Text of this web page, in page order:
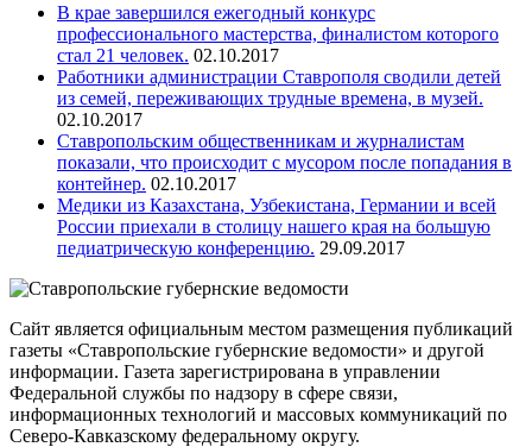
В крае завершился ежегодный конкурс
профессионального мастерства, финалистом которого
стал 21 человек. 02.10.2017
Работники администрации Ставрополя сводили детей
из семей, переживающих трудные времена, в музей.
02.10.2017
Ставропольским общественникам и журналистам
показали, что происходит с мусором после попадания в
контейнер. 02.10.2017
Медики из Казахстана, Узбекистана, Германии и всей
России приехали в столицу нашего края на большую
педиатрическую конференцию. 29.09.2017
Сайт является официальным местом размещения публикаций
газеты «Ставропольские губернские ведомости» и другой
информации. Газета зарегистрирована в управлении
Федеральной службы по надзору в сфере связи,
информационных технологий и массовых коммуникаций по
Северо-Кавказскому федеральному округу.